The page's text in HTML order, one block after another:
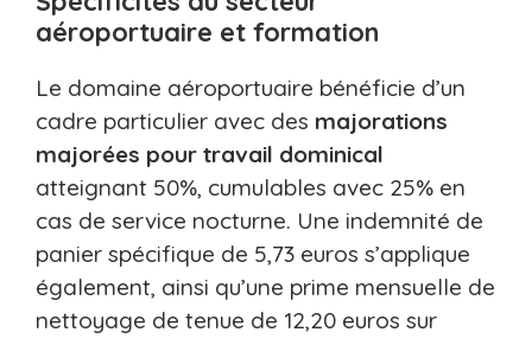
aéroportuaire et formation
Le domaine aéroportuaire bénéficie d’un
cadre particulier avec des majorations
majorées pour travail dominical
atteignant 50%, cumulables avec 25% en
cas de service nocturne. Une indemnité de
panier spécifique de 5,73 euros s’applique
également, ainsi qu’une prime mensuelle de
nettoyage de tenue de 12,20 euros sur